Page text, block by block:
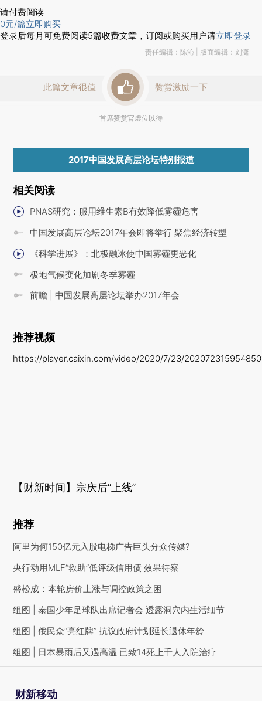
请付费阅读
0元/篇立即购买
登录后每月可免费阅读5篇收费文章，订阅或购买用户请立即登录
责任编辑：陈沁 | 版面编辑：刘潇
此篇文章很值 赞赏激励一下
首席赞赏官虚位以待
2017中国发展高层论坛特别报道
相关阅读
PNAS研究：服用维生素B有效降低雾霾危害
中国发展高层论坛2017年会即将举行 聚焦经济转型
《科学进展》：北极融冰使中国雾霾更恶化
极地气候变化加剧冬季雾霾
前瞻 | 中国发展高层论坛举办2017年会
推荐视频
https://player.caixin.com/video/2020/7/23/
【财新时间】宗庆后“上线”
推荐
阿里为何150亿元入股电梯广告巨头分众传媒?
央行动用MLF“救助”低评级信用债 效果待察
盛松成：本轮房价上涨与调控政策之困
组图 | 泰国少年足球队出席记者会 透露洞穴内生活细节
组图 | 俄民众“亮红牌” 抗议政府计划延长退休年龄
组图 | 日本暴雨后又遇高温 已致14死上千人入院治疗
财新移动